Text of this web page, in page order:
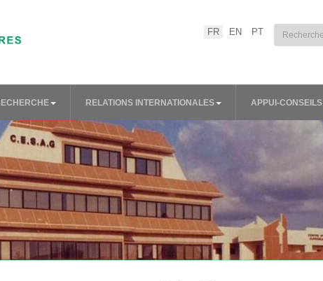
Sélectionnez votre langue
FR EN PT
RELATIONS INTERNATIONALES APPUI-CONSEILS